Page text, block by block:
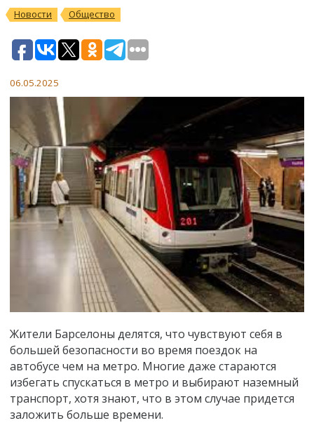
Новости Общество
06.05.2025
Жители Барселоны делятся, что чувствуют себя в
большей безопасности во время поездок на
автобусе чем на метро. Многие даже стараются
избегать спускаться в метро и выбирают наземный
транспорт, хотя знают, что в этом случае придется
заложить больше времени.